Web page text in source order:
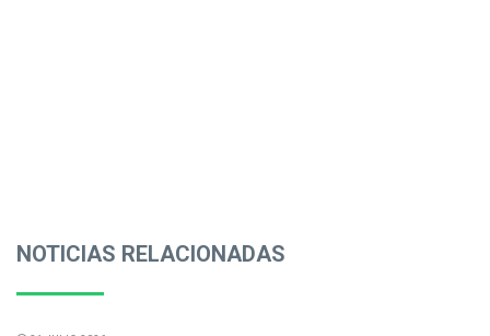
NOTICIAS RELACIONADAS